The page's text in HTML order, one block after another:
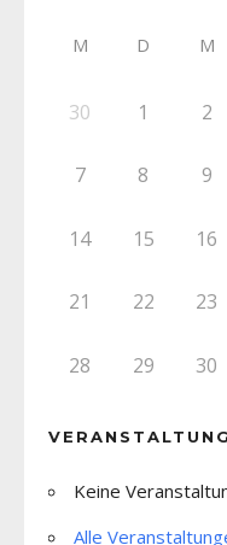
M D M
30 1 2
7 8 9
14 15 16
21 22 23
28 29 30
Keine
Alle